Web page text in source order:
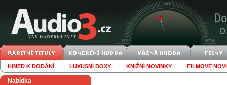
IHNED K DODÁNÍ LUXUSNÍ BOXY KNIŽNÍ NOVINKY FILMOVÉ
Nabídka